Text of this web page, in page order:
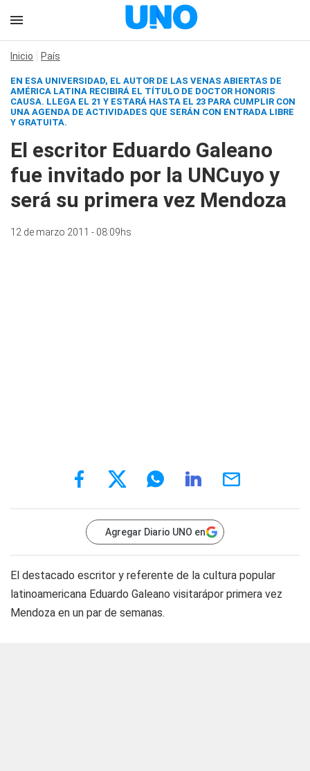
Inicio País
EN ESA UNIVERSIDAD, EL AUTOR DE LAS VENAS ABIERTAS DE
AMÉRICA LATINA RECIBIRÁ EL TÍTULO DE DOCTOR HONORIS
CAUSA. LLEGA EL 21 Y ESTARÁ HASTA EL 23 PARA CUMPLIR CON
UNA AGENDA DE ACTIVIDADES QUE SERÁN CON ENTRADA LIBRE
Y GRATUITA.
El escritor Eduardo Galeano
fue invitado por la UNCuyo y
será su primera vez Mendoza
12 de marzo 2011 - 08:09hs
Agregar Diario UNO en
El destacado escritor y referente de la cultura popular
latinoamericana Eduardo Galeano visitarápor primera vez
Mendoza en un par de semanas.